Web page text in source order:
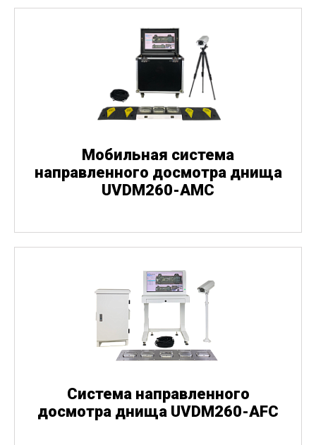
Мобильная система
направленного досмотра днища
UVDM260-AMC
Система направленного
досмотра днища UVDM260-AFC